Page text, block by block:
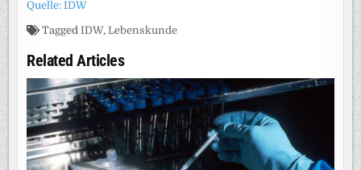
Quelle: IDW
TaggedIDW,Lebenskunde
Related Articles